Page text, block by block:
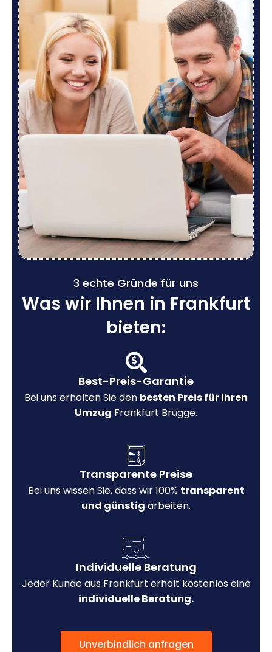
3 echte Gründe für uns
Was wir Ihnen in Frankfurt
bieten:
Best-Preis-Garantie
Bei uns erhalten Sie den besten Preis für Ihren
Umzug Frankfurt Brügge.
Transparente Preise
Bei uns wissen Sie, dass wir 100% transparent
und günstig arbeiten.
Individuelle Beratung
Jeder Kunde aus Frankfurt erhält kostenlos eine
individuelle Beratung.
Unverbindlich anfragen